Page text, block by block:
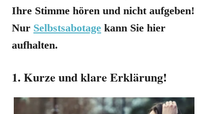
Ihre Stimme hören und nicht aufgeben!
Nur Selbstsabotage kann Sie hier
aufhalten.
1. Kurze und klare Erklärung!